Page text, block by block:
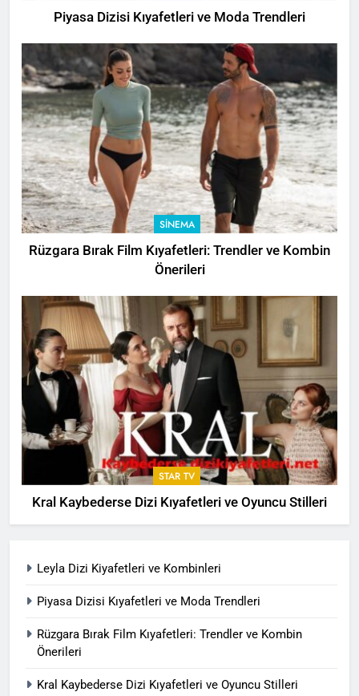
Piyasa Dizisi Kıyafetleri ve Moda Trendleri
SINEMA
Rüzgara Bırak Film Kıyafetleri: Trendler ve Kombin
Önerileri
STAR TV
Kral Kaybederse Dizi Kıyafetleri ve Oyuncu Stilleri
Leyla Dizi Kiyafetleri ve Kombinleri
Piyasa Dizisi Kıyafetleri ve Moda Trendleri
Rüzgara Bırak Film Kıyafetleri: Trendler ve Kombin
Önerileri
Kral Kaybederse Dizi Kıyafetleri ve Oyuncu Stilleri